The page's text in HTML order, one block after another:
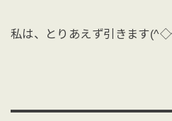
私は、とりあえず引きます